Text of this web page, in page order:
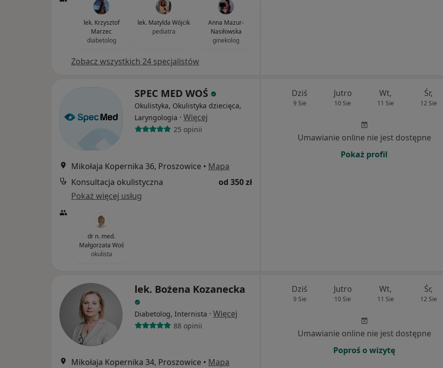
lek. Krzysztof
Marzec
diabetolog
lek. Matylda Wójcik
pediatra
Anna Mazur-
Nasiłowska
ginekolog
Zobacz wszystkich 24 specjalistów
SPEC MED WOŚ
Okulistyka, Okulistyka dziecięca,
Laryngologia · Więcej
25 opinii
Mikołaja Kopernika 36, Proszowice • Mapa
Konsultacja okulistyczna
od 350 zł
Pokaż więcej usług
dr n. med.
Małgorzata Woś
okulista
Dziś
9 Sie
Jutro
10 Sie
Wt,
11 Sie
Śr,
12 Sie
Umawianie online nie jest dostępne
Pokaż profil
lek. Bożena Kozanecka
Diabetolog, Internista · Więcej
88 opinii
Mikołaja Kopernika 34, Proszowice • Mapa
Dziś
9 Sie
Jutro
10 Sie
Wt,
11 Sie
Śr,
12 Sie
Umawianie online nie jest dostępne
Poproś o wizytę